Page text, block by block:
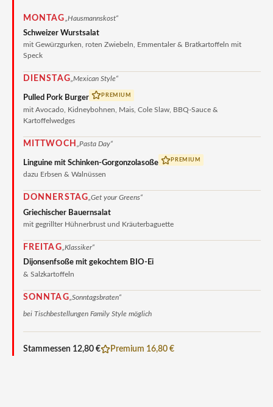
MONTAG „Hausmannskost“
Schweizer Wurstsalat
mit Gewürzgurken, roten Zwiebeln, Emmentaler & Bratkartoffeln mit
Speck
DIENSTAG„Mexican Style“
Pulled Pork Burger PREMIUM
mit Avocado, Kidneybohnen, Mais, Cole Slaw, BBQ-Sauce &
Kartoffelwedges
MITTWOCH „Pasta Day“
Linguine mit Schinken-Gorgonzolasoße PREMIUM
dazu Erbsen & Walnüssen
DONNERSTAG „Get your Greens“
Griechischer Bauernsalat
mit gegrillter Hühnerbrust und Kräuterbaguette
FREITAG „Klassiker“
Dijonsenfsoße mit gekochtem BIO-Ei
& Salzkartoffeln
SONNTAG „Sonntagsbraten“
bei Tischbestellungen Family Style möglich
Stammessen 12,80 € Premium 16,80 €